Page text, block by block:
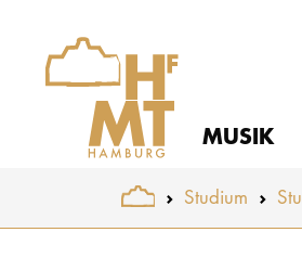
MUSIK
You are here:
Studium